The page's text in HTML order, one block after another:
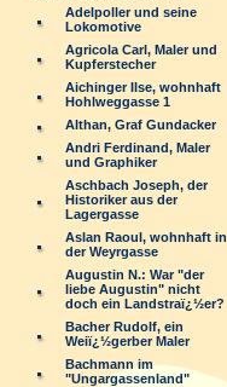
Adelpoller und seine
Lokomotive
Agricola Carl, Maler und
Kupferstecher
Aichinger Ilse, wohnhaft
Hohlweggasse 1
Althan, Graf Gundacker
Andri Ferdinand, Maler
und Graphiker
Aschbach Joseph, der
Historiker aus der
Lagergasse
Aslan Raoul, wohnhaft in
der Weyrgasse
Augustin N.: War "der
liebe Augustin" nicht
doch ein Landstraï¿½er?
Bacher Rudolf, ein
Weiï¿½gerber Maler
Bachmann im
"Ungargassenland"